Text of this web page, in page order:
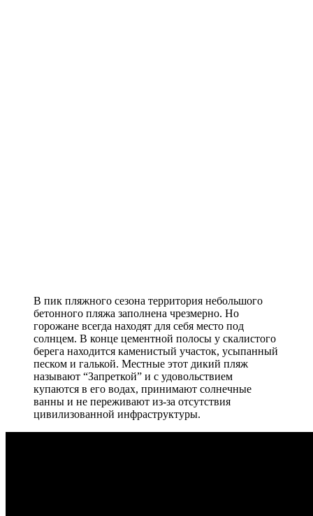
В пик пляжного сезона территория небольшого
бетонного пляжа заполнена чрезмерно. Но
горожане всегда находят для себя место под
солнцем. В конце цементной полосы у скалистого
берега находится каменистый участок, усыпанный
песком и галькой. Местные этот дикий пляж
называют “Запреткой” и с удовольствием
купаются в его водах, принимают солнечные
ванны и не переживают из-за отсутствия
цивилизованной инфраструктуры.